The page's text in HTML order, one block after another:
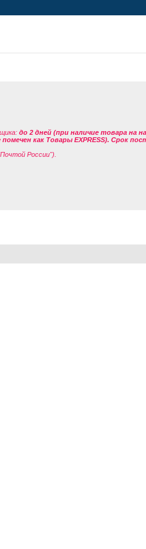
: до 2 дней (при наличие товара на
как Товары EXPRESS). Срок
России").